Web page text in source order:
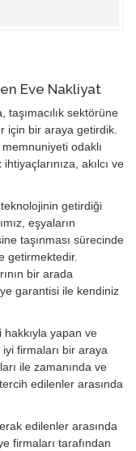
Eve Nakliyat
taşımacılık sektörüne
için bir araya getirdik.
odaklı
ihtiyaçlarınıza, akılcı ve
getirdiği
eşyaların
taşınması sürecinde
getirmektedir.
bir arada
garantisi ile kendiniz
hakkıyla yapan ve
firmaları bir araya
ile zamanında ve
edilenler arasında
edilenler arasında
firmaları tarafından